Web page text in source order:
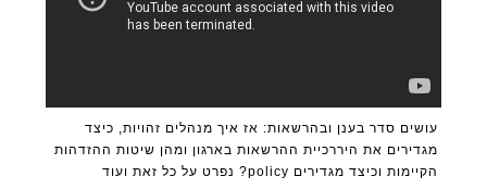
עושים סדר בענן ובהרשאות: אז איך מנהלים זהויות, כיצד
מגדירים את היררכיית ההרשאות בארגון ומהן שיטות ההזדהות
הקיימות וכיצד מגדירים policy? נפרט על כל זאת ועוד